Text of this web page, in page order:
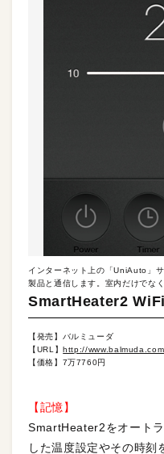
インターネット上の「UniAuto」
製品と通信します。室内だけでな
SmartHeater2
【発売】バルミューダ
【URL】http://
【価格】7万7760円
【記憶】
SmartHeater2をオート
した温度設定やその時刻